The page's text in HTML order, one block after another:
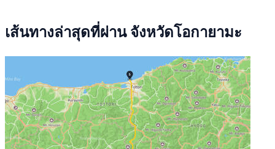
เส้นทางล่าสุดที่ผ่าน จังหวัดโอกายามะ